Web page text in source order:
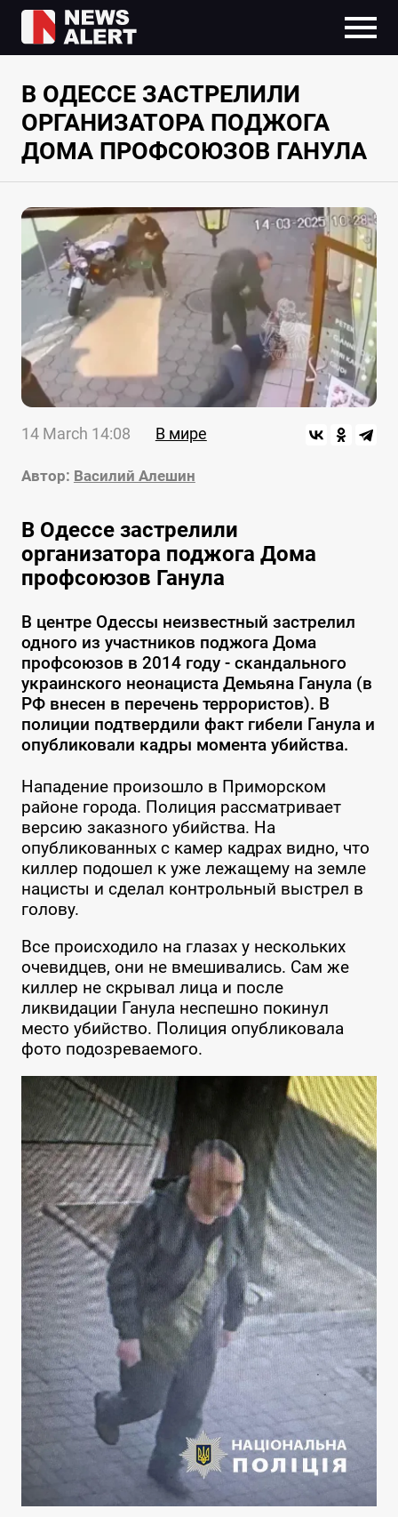
В ОДЕССЕ ЗАСТРЕЛИЛИ
ОРГАНИЗАТОРА ПОДЖОГА
ДОМА ПРОФСОЮЗОВ ГАНУЛА
14 March 14:08 В мире
Автор: Василий Алешин
В Одессе застрелили
организатора поджога Дома
профсоюзов Ганула
В центре Одессы неизвестный застрелил
одного из участников поджога Дома
профсоюзов в 2014 году - скандального
украинского неонациста Демьяна Ганула (в
РФ внесен в перечень террористов). В
полиции подтвердили факт гибели Ганула и
опубликовали кадры момента убийства.
Нападение произошло в Приморском
районе города. Полиция рассматривает
версию заказного убийства. На
опубликованных с камер кадрах видно, что
киллер подошел к уже лежащему на земле
нацисты и сделал контрольный выстрел в
голову.
Все происходило на глазах у нескольких
очевидцев, они не вмешивались. Сам же
киллер не скрывал лица и после
ликвидации Ганула неспешно покинул
место убийство. Полиция опубликовала
фото подозреваемого.